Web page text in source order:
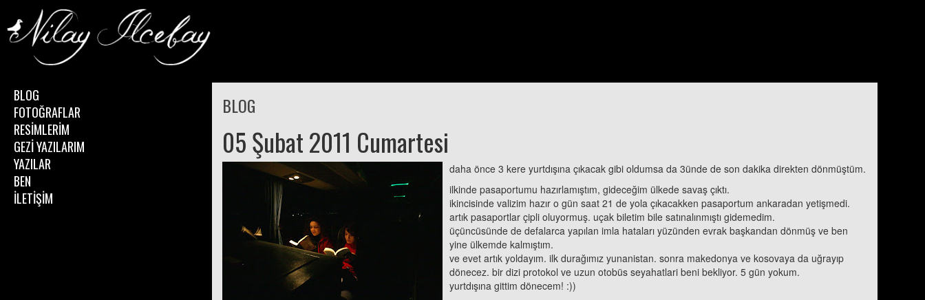
BLOG
FOTOĞRAFLAR
RESİMLERİM
GEZİ YAZILARIM
YAZILAR
BEN
İLETİŞİM
BLOG
05 Şubat 2011 Cumartesi
daha önce 3 kere yurtdışına çıkacak gibi oldumsa da 3ünde de son dakika direkten dönmüştüm.
ilkinde pasaportumu hazırlamıştım, gideceğim ülkede savaş çıktı.
ikincisinde valizim hazır o gün saat 21 de yola çıkacakken pasaportum ankaradan yetişmedi.
artık pasaportlar çipli oluyormuş. uçak biletim bile satınalınmıştı gidemedim.
üçüncüsünde de defalarca yapılan imla hataları yüzünden evrak başkandan dönmüş ve ben
yine ülkemde kalmıştım.
ve evet artık yoldayım. ilk durağımız yunanistan. sonra makedonya ve kosovaya da uğrayıp
dönecez. bir dizi protokol ve uzun otobüs seyahatlari beni bekliyor. 5 gün yokum.
yurtdışına gittim dönecem! :))